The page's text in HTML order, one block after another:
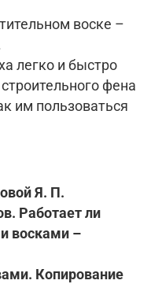
воске –
легко и быстро
фена
им пользоваться
Я. П.
Работает ли
восками –
Копирование